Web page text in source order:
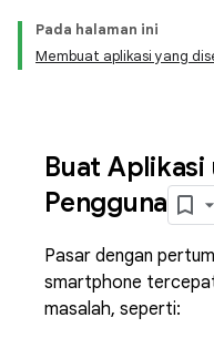
Pada halaman ini
Membuat aplikasi yang
Buat
Pengguna
Pasar dengan
smartphone
masalah, seperti: